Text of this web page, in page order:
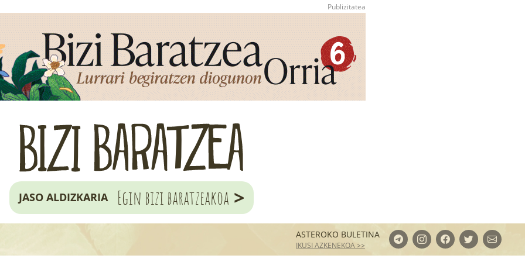
JASO ALDIZKARIA Egin bizi baratzeakoa >
ASTEROKO BULETINA
IKUSI AZKENEKOA >>